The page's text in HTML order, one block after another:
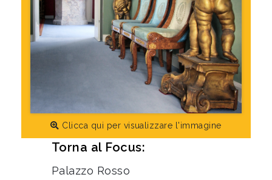
Clicca qui per visualizzare l'immagine
Torna al Focus:
Palazzo Rosso